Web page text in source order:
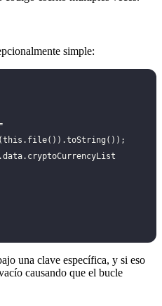
simple:
una clave específica, y si eso
causando que el bucle